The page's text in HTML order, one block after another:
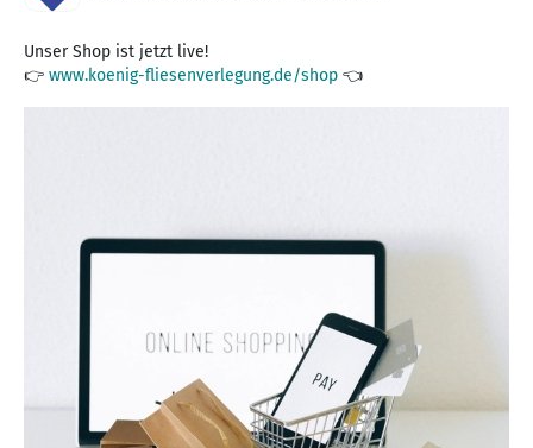
Unser Shop ist jetzt live!
👉 www.koenig-fliesenverlegung.de/shop 👈